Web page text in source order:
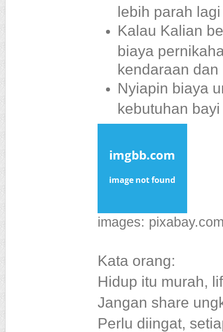
lebih parah
Kalau Kalian
biaya
kendaraan
Nyiapin biaya
kebutuhan
images:
Kata orang:
Hidup itu murah,
Jangan share
Perlu diingat,